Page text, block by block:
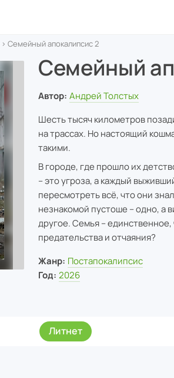
› Семейный апокалипсис 2
Семейный
Автор: Андрей Толстых
Шесть тысяч километров
на трассах. Но настоящий
такими.
В городе, где прошло их
– это угроза, а каждый
пересмотреть всё, что они
незнакомой пустоше – одно, а
другое. Семья –
предательства и отчаяния?
Жанр: Постапокалипсис
Год: 2026
Литнет